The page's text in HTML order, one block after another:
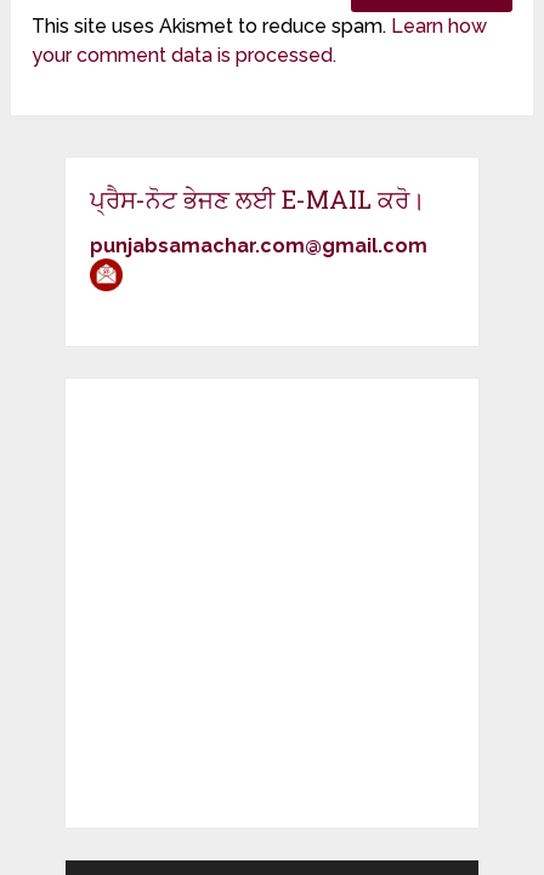
This site uses Akismet to reduce spam. Learn how
your comment data is processed.
ਪ੍ਰੈਸ-ਨੋਟ ਭੇਜਣ ਲਈ E-MAIL ਕਰੋ।
punjabsamachar.com@gmail.com